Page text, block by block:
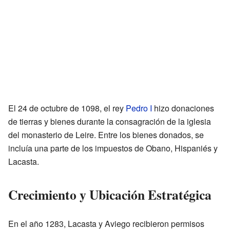
El 24 de octubre de 1098, el rey Pedro I hizo donaciones
de tierras y bienes durante la consagración de la iglesia
del monasterio de Leire. Entre los bienes donados, se
incluía una parte de los impuestos de Obano, Hispaniés y
Lacasta.
Crecimiento y Ubicación Estratégica
En el año 1283, Lacasta y Aviego recibieron permisos